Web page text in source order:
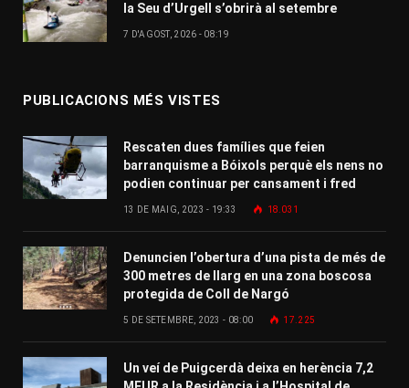
la Seu d’Urgell s’obrirà al setembre
7 D'AGOST, 2026 - 08:19
PUBLICACIONS MÉS VISTES
Rescaten dues famílies que feien
barranquisme a Bóixols perquè els nens no
podien continuar per cansament i fred
13 DE MAIG, 2023 - 19:33 18.031
Denuncien l’obertura d’una pista de més de
300 metres de llarg en una zona boscosa
protegida de Coll de Nargó
5 DE SETEMBRE, 2023 - 08:00 17.225
Un veí de Puigcerdà deixa en herència 7,2